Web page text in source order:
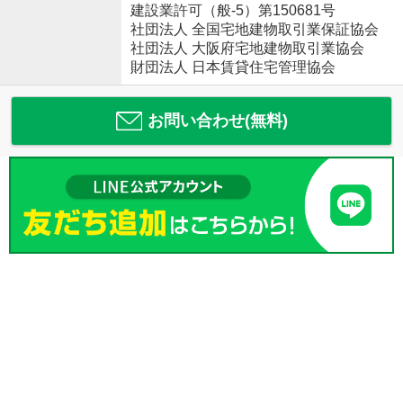
建設業許可（般-5）第150681号
社団法人 全国宅地建物取引業保証協会
社団法人 大阪府宅地建物取引業協会
財団法人 日本賃貸住宅管理協会
お問い合わせ(無料)